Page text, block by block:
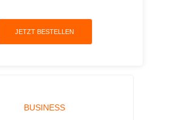
JETZT BESTELLEN
BUSINESS